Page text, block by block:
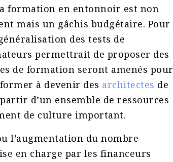
formation en entonnoir est non
mais un gâchis budgétaire. Pour
des tests de
permettrait de proposer des
de formation seront amenés pour
à devenir des architectes de
d’un ensemble de ressources
de culture important.
l’augmentation du nombre
en charge par les financeurs